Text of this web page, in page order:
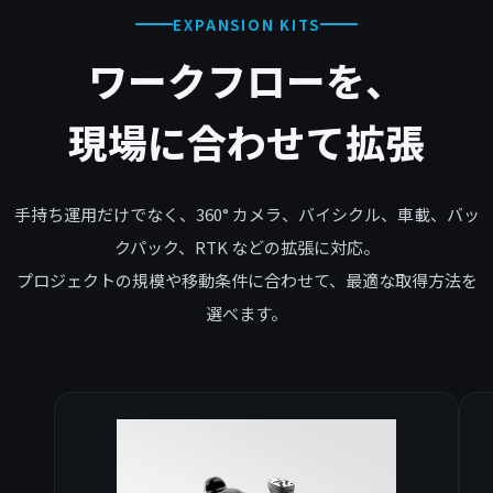
EXPANSION KITS
ワークフローを、
現場に合わせて拡張
手持ち運用だけでなく、360° カメラ、バイシクル、車載、バッ
クパック、RTK などの拡張に対応。
プロジェクトの規模や移動条件に合わせて、最適な取得方法を
選べます。